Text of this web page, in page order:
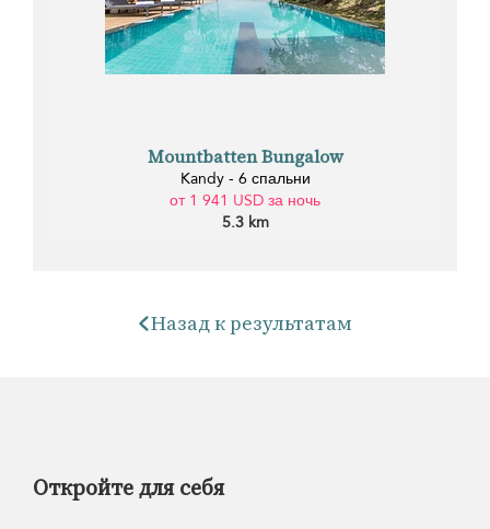
Mountbatten Bungalow
Kandy - 6 спальни
от 1 941 USD за ночь
5.3 km
Назад к результатам
Откройте для себя